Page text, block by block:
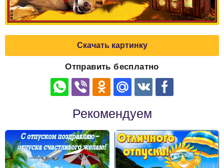
Скачать картинку
Отправить бесплатно
Рекомендуем